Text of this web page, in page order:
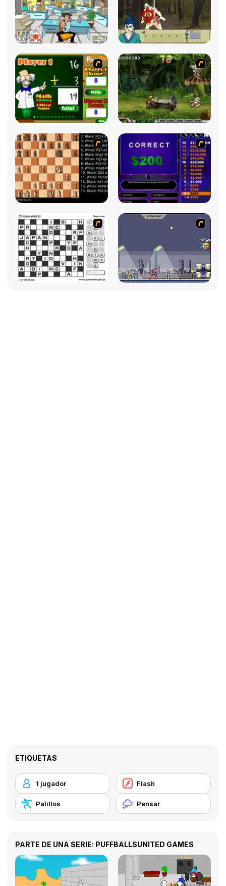
ETIQUETAS
1 jugador Flash
Palillos Pensar
PARTE DE UNA SERIE: PUFFBALLSUNITED GAMES